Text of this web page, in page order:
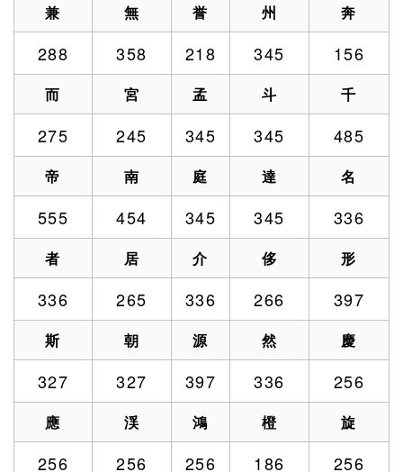
兼 無 誉 州 奔
288 358 218 345 156
而 宮 孟 斗 千
275 245 345 345 485
帝 南 庭 達 名
555 454 345 345 336
者 居 介 侈 形
336 265 336 266 397
斯 朝 源 然 慶
327 327 397 336 256
應 渓 鴻 橙 旋
256 256 256 186 256